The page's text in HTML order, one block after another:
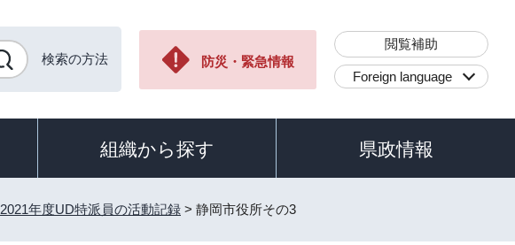
検索の方法 防災・緊急情報
閲覧補助
Foreign language
組織から探す 県政情報
2021年度UD特派員の活動記録 > 静岡市役所その3